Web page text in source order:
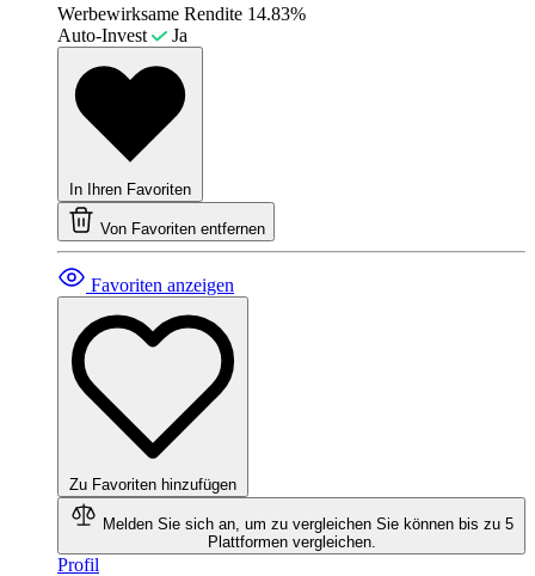
Werbewirksame Rendite 14.83%
Auto-Invest
Ja
In Ihren Favoriten
Von Favoriten entfernen
Favoriten anzeigen
Zu Favoriten hinzufügen
Melden Sie sich an, um zu vergleichen Sie können bis zu 5
Plattformen vergleichen.
Profil